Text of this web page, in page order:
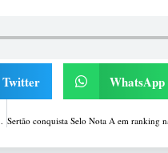
Twitter WhatsApp
e Noroeste do RS